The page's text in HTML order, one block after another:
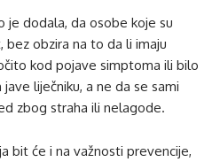
je dodala, da osobe koje su
bez obzira na to da li imaju
kod pojave simptoma ili bilo
liječniku, a ne da se sami
zbog straha ili nelagode.
bit će i na važnosti prevencije,